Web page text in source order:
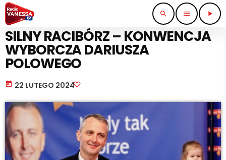
search menu play_arrow
PRACA I BIZNES
SILNY RACIBÓRZ – KONWENCJA
WYBORCZA DARIUSZA
POLOWEGO
today 22 LUTEGO 2024